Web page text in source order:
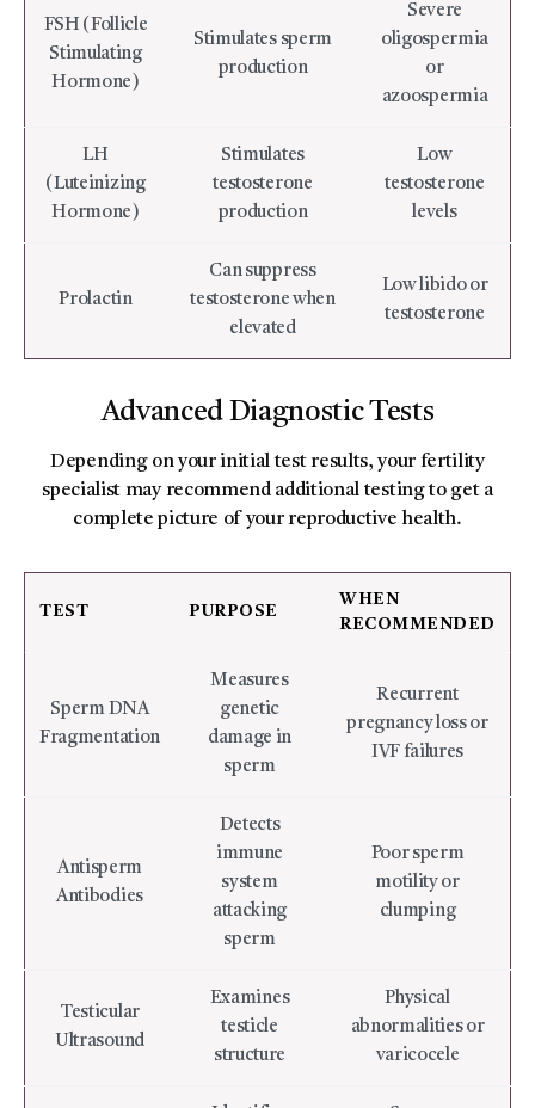
FSH (Follicle
Stimulating
Hormone)
Stimulates sperm
production
Severe
oligospermia
or
azoospermia
LH
(Luteinizing
Hormone)
Stimulates
testosterone
production
Low
testosterone
levels
Prolactin
Can suppress
testosterone when
elevated
Low libido or
testosterone
Advanced Diagnostic Tests
Depending on your initial test results, your fertility
specialist may recommend additional testing to get a
complete picture of your reproductive health.
TEST PURPOSE
WHEN
RECOMMENDED
Sperm DNA
Fragmentation
Measures
genetic
damage in
sperm
Recurrent
pregnancy loss or
IVF failures
Antisperm
Antibodies
Detects
immune
system
attacking
sperm
Poor sperm
motility or
clumping
Testicular
Ultrasound
Examines
testicle
structure
Physical
abnormalities or
varicocele